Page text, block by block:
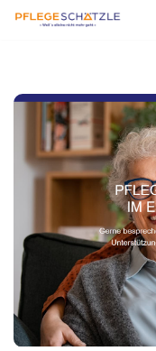
springen